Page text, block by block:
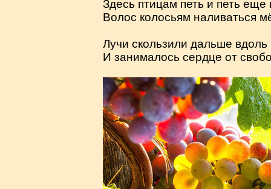
Здесь птицам петь и петь еще
Волос колосьям наливаться
Лучи скользили дальше вдоль
И занималось сердце от